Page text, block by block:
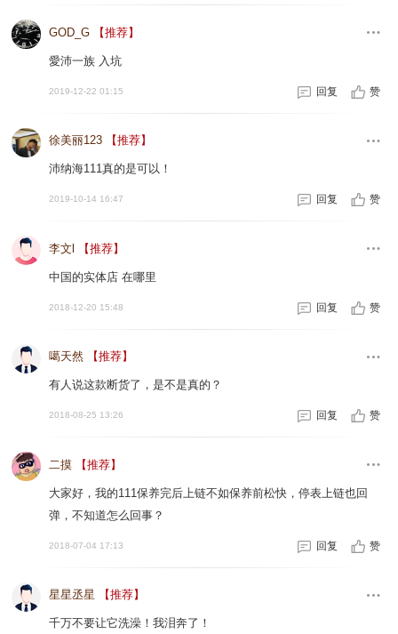
GOD_G 【推荐】
愛沛一族 入坑
2019-12-22 01:15 回复 赞
徐美丽123 【推荐】
沛纳海111真的是可以！
2019-10-14 16:47 回复 赞
李文l 【推荐】
中国的实体店 在哪里
2018-12-20 15:48 回复 赞
噶天然 【推荐】
有人说这款断货了，是不是真的？
2018-08-25 13:26 回复 赞
二摸 【推荐】
大家好，我的111保养完后上链不如保养前松快，停表上链也回
弹，不知道怎么回事？
2018-07-04 17:13 回复 赞
星星丞星 【推荐】
千万不要让它洗澡！我泪奔了！